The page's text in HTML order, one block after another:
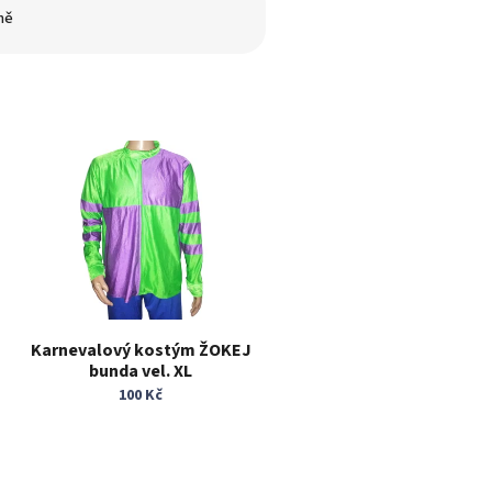
Karnevalový kostým ŽOKEJ
bunda vel. XL
100 Kč